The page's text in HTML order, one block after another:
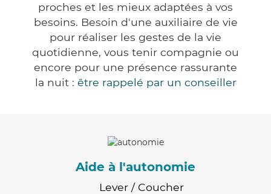
proches et les mieux adaptées à vos
besoins. Besoin d'une auxiliaire de vie
pour réaliser les gestes de la vie
quotidienne, vous tenir compagnie ou
encore pour une présence rassurante
la nuit : être rappelé par un conseiller
Aide à l'autonomie
Lever / Coucher